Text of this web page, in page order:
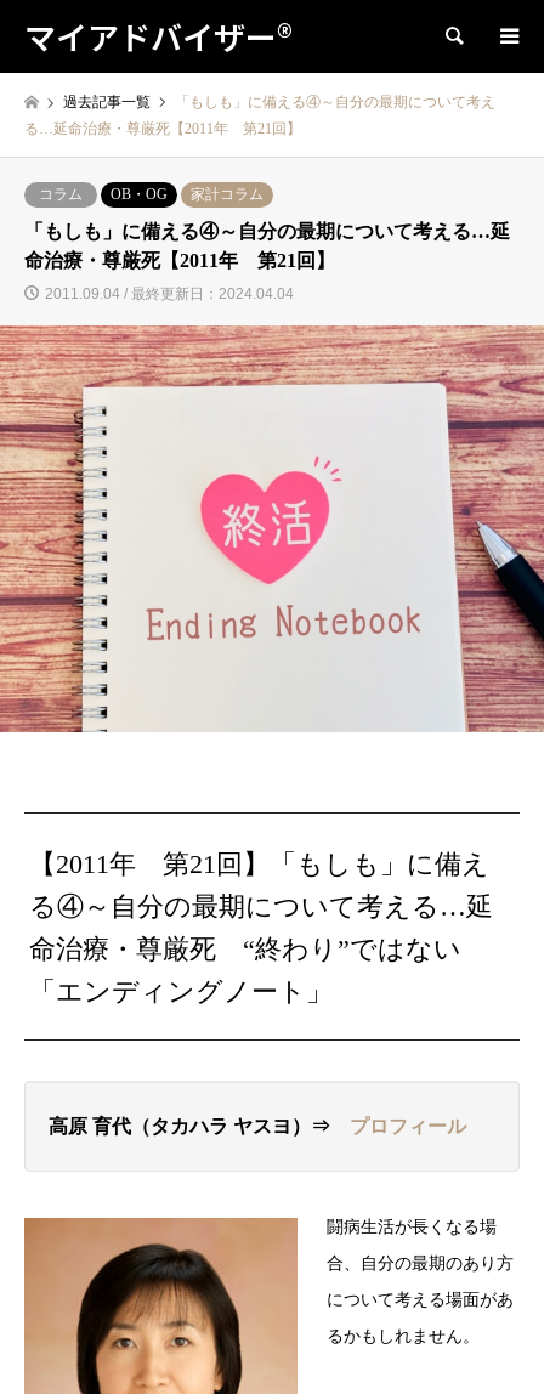
マイアドバイザー® 検索
過去記事一覧
「もしも」に備える④～自分の最期について考え
る…延命治療・尊厳死【2011年 第21回】
コラム OB・OG 家計コラム
「もしも」に備える④～自分の最期について考える…延
命治療・尊厳死【2011年 第21回】
2011.09.04 / 最終更新日：2024.04.04
【2011年 第21回】
「もしも」に備え
る④～自分の最期について考える…延
命治療・尊厳死 “終わり ”ではない
「エンデ ィ ング ノ ート」
高原 育代（タカハラ ヤスヨ）⇒ プロフィール
闘病生活が長くなる場
合、自分の最期のあり方
について考える場面があ
るかもしれません。